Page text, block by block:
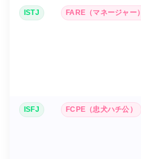
ISTJ FARE（マネージャー）
ISFJ FCPE（忠犬ハチ公）